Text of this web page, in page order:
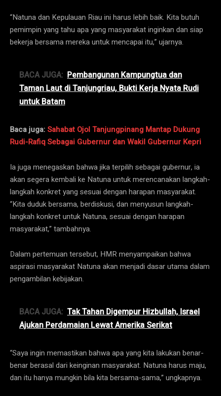
“Natuna dan Kepulauan Riau ini harus lebih baik. Kita butuh
pemimpin yang tahu apa yang masyarakat inginkan dan siap
bekerja bersama mereka untuk mencapai itu,” ujarnya.
BACA JUGA: Pembangunan Kampungtua dan
Taman Laut di Tanjungriau, Bukti Kerja Nyata Rudi
untuk Batam
Baca juga:Sahabat Ojol Tanjungpinang Mantap Dukung
Rudi-Rafiq Sebagai Gubernur dan Wakil Gubernur Kepri
Ia juga menegaskan bahwa jika terpilih sebagai gubernur, ia
akan segera kembali ke Natuna untuk merencanakan langkah-
langkah konkret yang sesuai dengan harapan masyarakat.
“Kita duduk bersama, berdiskusi, dan menyusun langkah-
langkah konkret untuk Natuna, sesuai dengan harapan
masyarakat,” tambahnya.
Dalam pertemuan tersebut, HMR menyampaikan bahwa
aspirasi masyarakat Natuna akan menjadi dasar utama dalam
pengambilan kebijakan.
BACA JUGA: Tak Tahan Digempur Hizbullah, Israel
Ajukan Perdamaian Lewat Amerika Serikat
“Saya ingin memastikan bahwa apa yang kita lakukan benar-
benar berasal dari keinginan masyarakat. Natuna harus maju,
dan itu hanya mungkin bila kita bersama-sama,” ungkapnya.